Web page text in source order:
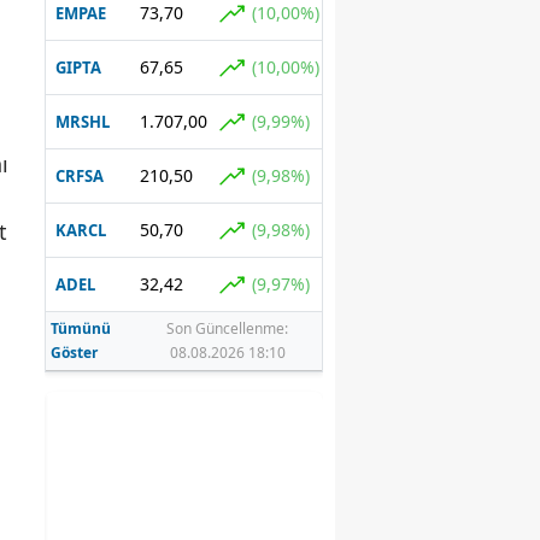
EMPAE 73,70 (10,00%)
GIPTA 67,65 (10,00%)
MRSHL 1.707,00 (9,99%)
CRFSA 210,50 (9,98%)
KARCL 50,70 (9,98%)
ADEL 32,42 (9,97%)
Tümünü
Göster
Son Güncellenme:
08.08.2026 18:10